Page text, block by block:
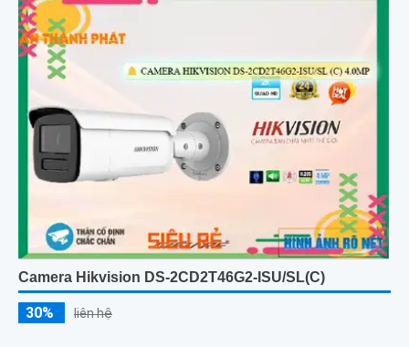
Camera Hikvision DS-2CD2T46G2-ISU/SL(C)
30% liên hệ